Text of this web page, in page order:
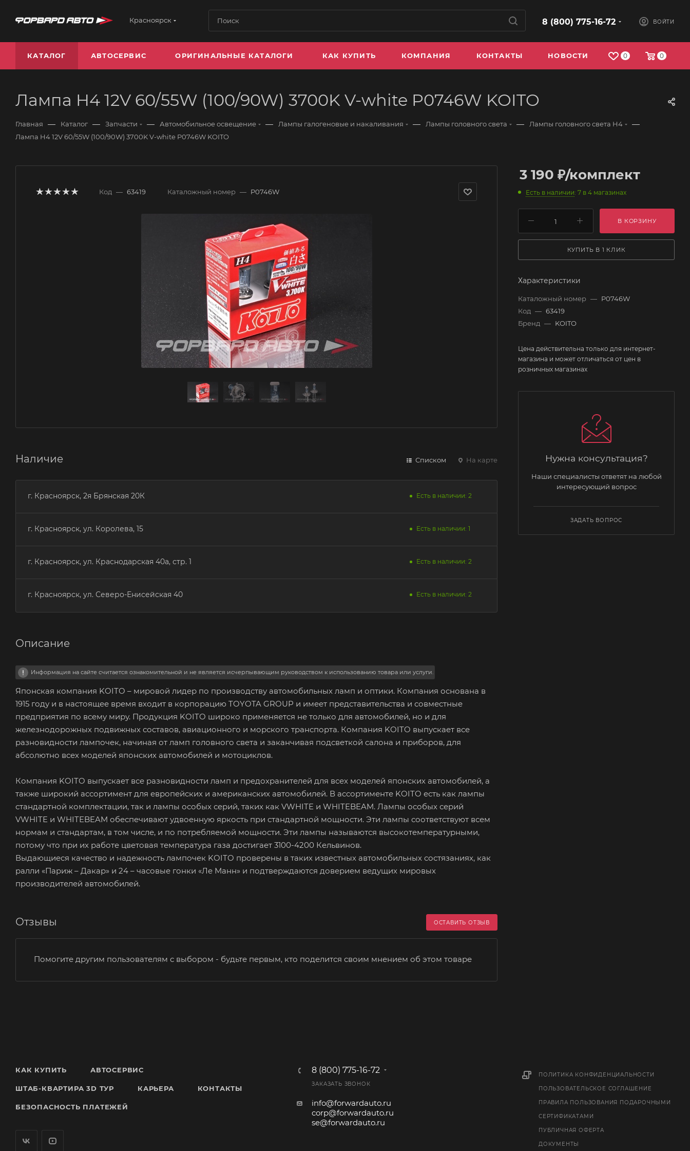
Красноярск 8 (800) 775-16-72 ВОЙТИ
0 0
КАТАЛОГ АВТОСЕРВИС ОРИГИНАЛЬНЫЕ КАТАЛОГИ КАК КУПИТЬ КОМПАНИЯ КОНТАКТЫ НОВОСТИ
Лампа H4 12V 60/55W (100/90W) 3700K V-white P0746W KOITO
Главная — Каталог — Запчасти — Автомобильное освещение — Лампы галогеновые и накаливания — Лампы головного света — Лампы головного света H4 —
Лампа H4 12V 60/55W (100/90W) 3700K V-white P0746W KOITO
Код — 63419 Каталожный номер — P0746W
Наличие Списком На карте
г. Красноярск, 2я Брянская 20К Есть в наличии: 2
г. Красноярск, ул. Королева, 15 Есть в наличии: 1
г. Красноярск, ул. Краснодарская 40а, стр. 1 Есть в наличии: 2
г. Красноярск, ул. Северо-Енисейская 40 Есть в наличии: 2
Описание
Информация на сайте считается ознакомительной и не является исчерпывающим руководством к использованию товара или услуги.
Японская компания KOITO – мировой лидер по производству автомобильных ламп и оптики. Компания основана в
1915 году и в настоящее время входит в корпорацию TOYOTA GROUP и имеет представительства и совместные
предприятия по всему миру. Продукция KOITO широко применяется не только для автомобилей, но и для
железнодорожных подвижных составов, авиационного и морского транспорта. Компания KOITO выпускает все
разновидности лампочек, начиная от ламп головного света и заканчивая подсветкой салона и приборов, для
абсолютно всех моделей японских автомобилей и мотоциклов.
Компания KOITO выпускает все разновидности ламп и предохранителей для всех моделей японских автомобилей, а
также широкий ассортимент для европейских и американских автомобилей. В ассортименте KOITO есть как лампы
стандартной комплектации, так и лампы особых серий, таких как VWHITE и WHITEBEAM. Лампы особых серий
VWHITE и WHITEBEAM обеспечивают удвоенную яркость при стандартной мощности. Эти лампы соответствуют всем
нормам и стандартам, в том числе, и по потребляемой мощности. Эти лампы называются высокотемпературными,
потому что при их работе цветовая температура газа достигает 3100-4200 Кельвинов.
Выдающиеся качество и надежность лампочек KOITO проверены в таких известных автомобильных состязаниях, как
ралли «Париж – Дакар» и 24 – часовые гонки «Ле Манн» и подтверждаются доверием ведущих мировых
производителей автомобилей.
Отзывы ОСТАВИТЬ ОТЗЫВ
Помогите другим пользователям с выбором - будьте первым, кто поделится своим мнением об этом товаре
3 190 ₽/комплект
Есть в наличии: 7 в 4 магазинах
В КОРЗИНУ
КУПИТЬ В 1 КЛИК
Характеристики
Каталожный номер — P0746W
Код — 63419
Бренд — KOITO
Цена действительна только для интернет-
магазина и может отличаться от цен в
розничных магазинах
Нужна консультация?
Наши специалисты ответят на любой
интересующий вопрос
ЗАДАТЬ ВОПРОС
КАК КУПИТЬ АВТОСЕРВИС
ШТАБ-КВАРТИРА 3D ТУР КАРЬЕРА КОНТАКТЫ
БЕЗОПАСНОСТЬ ПЛАТЕЖЕЙ
8 (800) 775-16-72
ЗАКАЗАТЬ ЗВОНОК
info@forwardauto.ru
corp@forwardauto.ru
se@forwardauto.ru
ПОЛИТИКА КОНФИДЕНЦИАЛЬНОСТИ
ПОЛЬЗОВАТЕЛЬСКОЕ СОГЛАШЕНИЕ
ПРАВИЛА ПОЛЬЗОВАНИЯ ПОДАРОЧНЫМИ
СЕРТИФИКАТАМИ
ПУБЛИЧНАЯ ОФЕРТА
ДОКУМЕНТЫ